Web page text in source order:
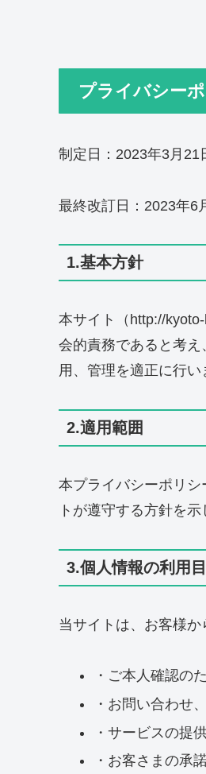
プライバシー
制定日： 2023年3月21
最終改訂日： 2023年6
1.基本方針
本サイト（http://
会的責務であると考
用、管理を適正に行い
2.適用範囲
本プライバシーポリ
トが遵守する方針を示
3.個人情報の利用
当サイトは、お客様か
・ご本人確認の
・お問い合わせ
・サービスの提
・お客さまの承